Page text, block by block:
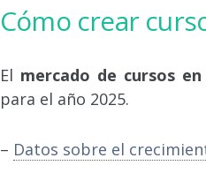
Cómo crear
El mercado de cursos
para el año 2025.
– Datos sobre el